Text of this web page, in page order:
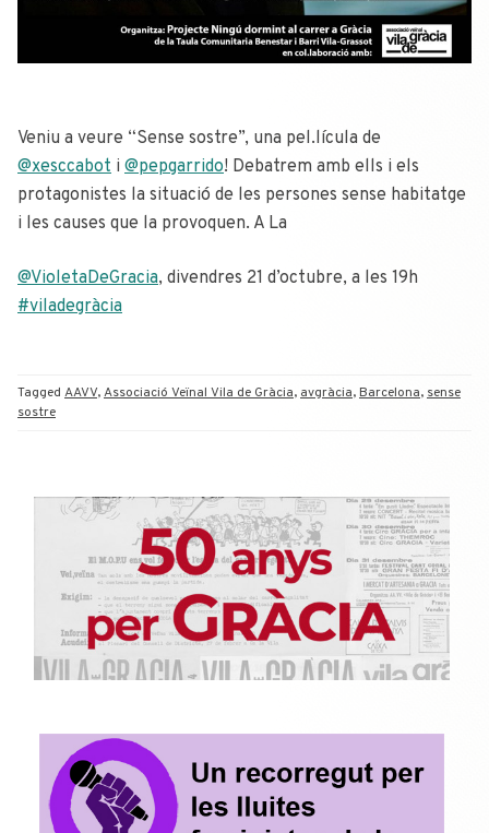
Veniu a veure “Sense sostre”, una pel.lícula de
@xesccabot i @pepgarrido! Debatrem amb ells i els
protagonistes la situació de les persones sense habitatge
i les causes que la provoquen. A La
@VioletaDeGracia, divendres 21 d’octubre, a les 19h
#viladegràcia
Tagged AAVV,Associació Veïnal Vila de Gràcia, avgràcia,Barcelona, sense
sostre